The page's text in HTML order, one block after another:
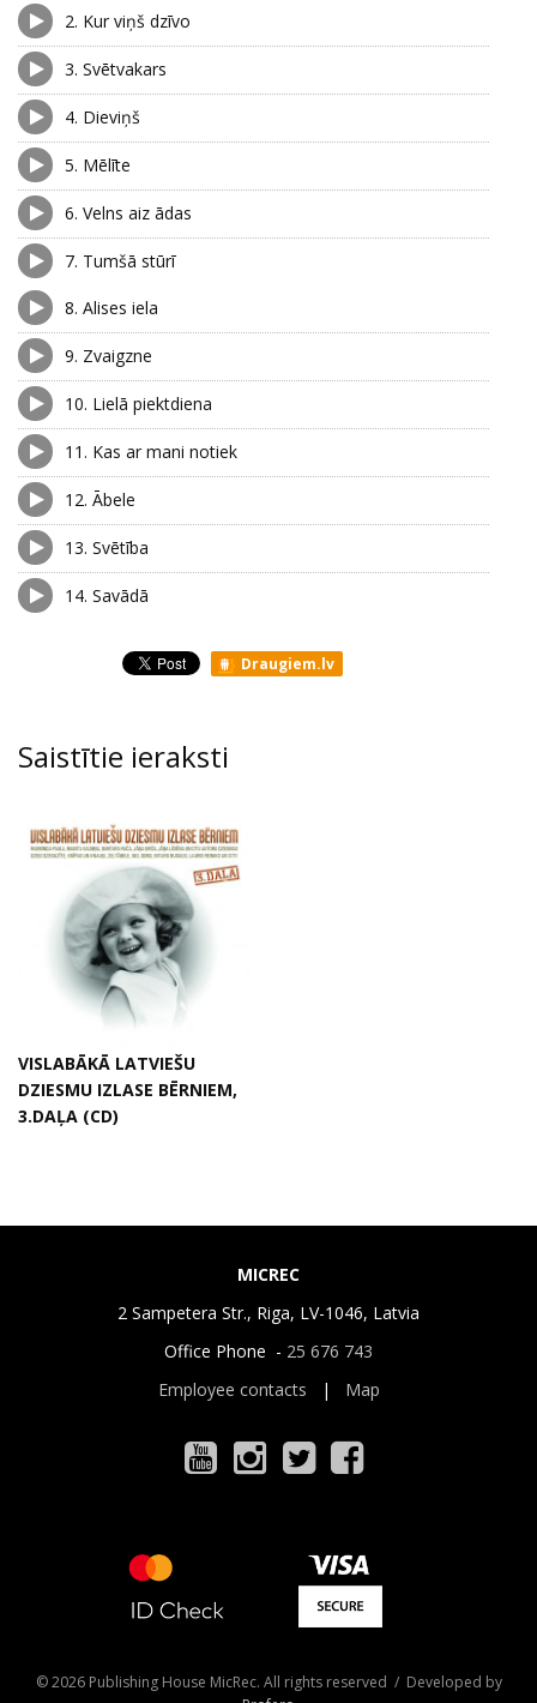
2. Kur viņš dzīvo
3. Svētvakars
4. Dieviņš
5. Mēlīte
6. Velns aiz ādas
7. Tumšā stūrī
8. Alises iela
9. Zvaigzne
10. Lielā piektdiena
11. Kas ar mani notiek
12. Ābele
13. Svētība
14. Savādā
Draugiem.lv
Saistītie ieraksti
VISLABĀKĀ LATVIEŠU
DZIESMU IZLASE BĒRNIEM,
3.DAĻA (CD)
MICREC
2 Sampetera Str., Riga, LV-1046, Latvia
Office Phone - 25 676 743
Employee contacts | Map
© 2026 Publishing House MicRec. All rights reserved / Developed by